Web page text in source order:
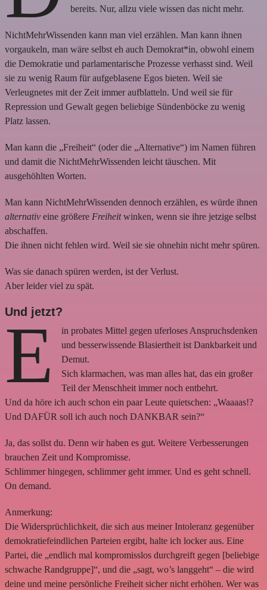
bereits. Nur, allzu viele wissen das nicht mehr.
NichtMehrWissenden kann man viel erzählen. Man kann ihnen
vorgaukeln, man wäre selbst eh auch Demokrat*in, obwohl einem
die Demokratie und parlamentarische Prozesse verhasst sind. Weil
sie zu wenig Raum für aufgeblasene Egos bieten. Weil sie
Verleugnetes mit der Zeit immer aufblatteln. Und weil sie für
Repression und Gewalt gegen beliebige Sündenböcke zu wenig
Platz lassen.
Man kann die „Freiheit“ (oder die „Alternative“) im Namen führen
und damit die NichtMehrWissenden leicht täuschen. Mit
ausgehöhlten Worten.
Man kann NichtMehrWissenden dennoch erzählen, es würde ihnen
alternativ eine größere Freiheitwinken, wenn sie ihre jetzige selbst
abschaffen.
Die ihnen nicht fehlen wird. Weil sie sie ohnehin nicht mehr spüren.
Was sie danach spüren werden, ist der Verlust.
Aber leider viel zu spät.
Und jetzt?
E
in probates Mittel gegen uferloses Anspruchsdenken
und besserwissende Blasiertheit ist Dankbarkeit und
Demut.
Sich klarmachen, was man alles hat, das ein großer
Teil der Menschheit immer noch entbehrt.
Und da höre ich auch schon ein paar Leute quietschen: „Waaaas!?
Und DAFÜR soll ich auch noch DANKBAR sein?“
Ja, das sollst du. Denn wir haben es gut. Weitere Verbesserungen
brauchen Zeit und Kompromisse.
Schlimmer hingegen, schlimmer geht immer. Und es geht schnell.
On demand.
Anmerkung:
Die Widersprüchlichkeit, die sich aus meiner Intoleranz gegenüber
demokratiefeindlichen Parteien ergibt, halte ich locker aus. Eine
Partei, die „endlich mal kompromisslos durchgreift gegen [beliebige
schwache Randgruppe]“, und die „sagt, wo’s langgeht“ – die wird
deine und meine persönliche Freiheit sicher nicht erhöhen. Wer was